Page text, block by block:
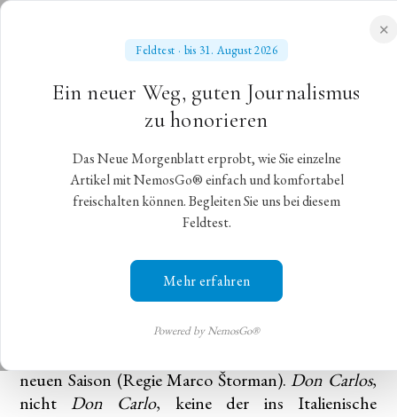
NEUES MORGENBLATT
für gebildete Stände
✕
Feldtest · bis 31. August 2026
Ein neuer Weg, guten Journalismus
zu honorieren
Das Neue Morgenblatt erprobt, wie Sie einzelne
Artikel mit NemosGo® einfach und komfortabel
freischalten können. Begleiten Sie uns bei diesem
Feldtest.
Mehr erfahren
Powered by NemosGo®
Verdis „Don Carlos“ in Bern
Zur Premiere von Verdis „Don Carlos“ in Bern
16. Oktober 2021 Bernhard Metz
mit dem Berner Symphonieorchester (BSO) unter
neuen Saison (Regie Marco Štorman).Don Carlos,
nicht Don Carlo, keine der ins Italienische